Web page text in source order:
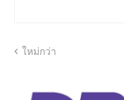
ใหม่กว่า